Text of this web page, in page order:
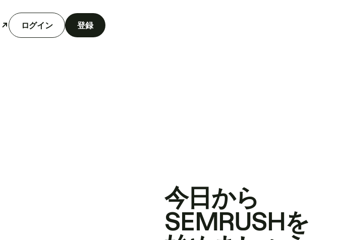
ログイン 登録
今日から
SEMRUSHを